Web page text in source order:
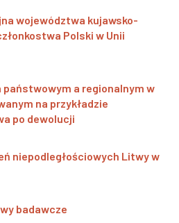
województwa kujawsko-
Polski w Unii
a regionalnym w
na przykładzie
po dewolucji
niepodległościowych Litwy w
badawcze